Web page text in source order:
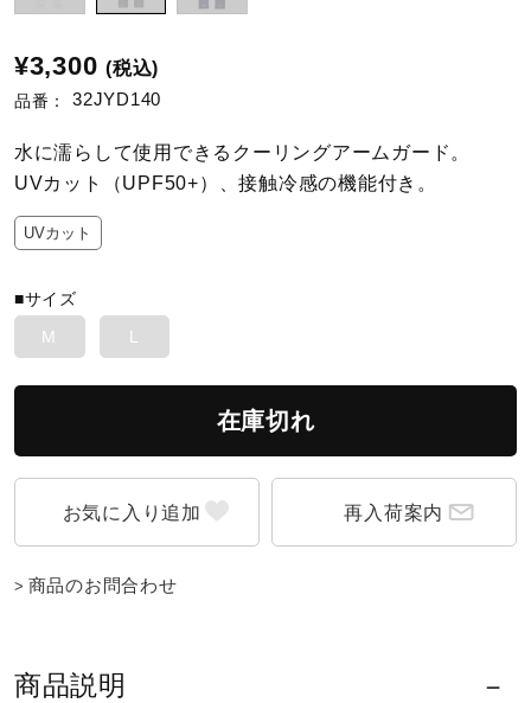
陸上競技
ソフトボール
柔道
¥3,300 (税込)
品番： 32JYD140
水に濡らして使用できるクーリングアームガード。
UVカット（UPF50+）、接触冷感の機能付き。
UVカット
■サイズ
M
L
在庫切れ
再入荷案内
商品のお問合わせ
商品説明